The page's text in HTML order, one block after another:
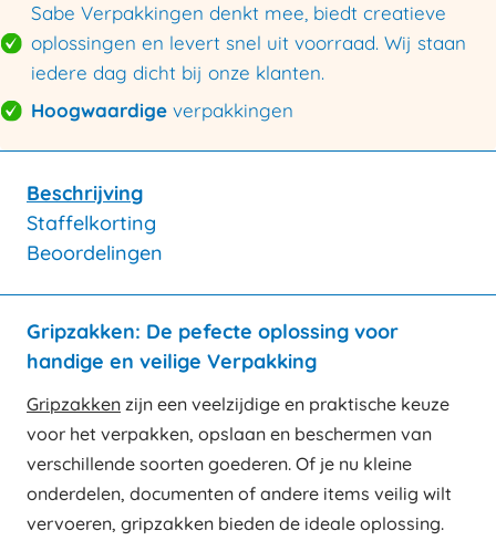
Sabe Verpakkingen denkt mee, biedt creatieve
oplossingen en levert snel uit voorraad. Wij staan
iedere dag dicht bij onze klanten.
Hoogwaardige verpakkingen
Beschrijving
Staffelkorting
Beoordelingen
Gripzakken: De pefecte oplossing voor
handige en veilige Verpakking
Gripzakken zijn een veelzijdige en praktische keuze
voor het verpakken, opslaan en beschermen van
verschillende soorten goederen. Of je nu kleine
onderdelen, documenten of andere items veilig wilt
vervoeren, gripzakken bieden de ideale oplossing.